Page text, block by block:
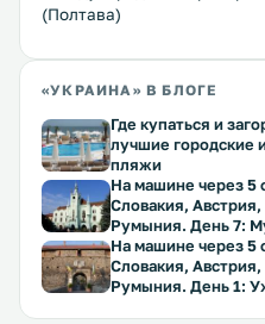
(Полтава)
«УКРАИНА» В БЛОГЕ
Где купаться и
лучшие городские
пляжи
На машине через 5
Словакия,
Румыния. День 7:
На машине через 5
Словакия,
Румыния. День 1: